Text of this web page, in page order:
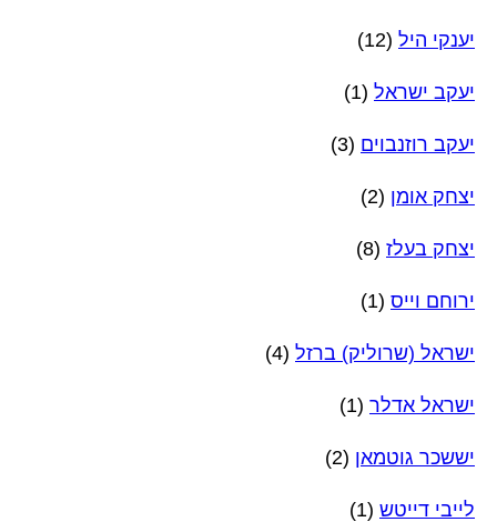
יענקי היל (12)
יעקב ישראל (1)
יעקב רוזנבוים (3)
יצחק אומן (2)
יצחק בעלז (8)
ירוחם וייס (1)
ישראל (שרוליק) ברזל (4)
ישראל אדלר (1)
יששכר גוטמאן (2)
לייבי דייטש (1)